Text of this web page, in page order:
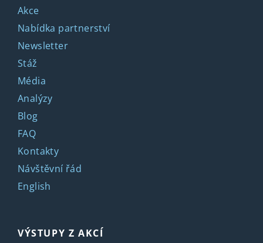
Akce
Nabídka partnerství
Newsletter
Stáž
Média
Analýzy
Blog
FAQ
Kontakty
Návštěvní řád
English
VÝSTUPY Z AKCÍ